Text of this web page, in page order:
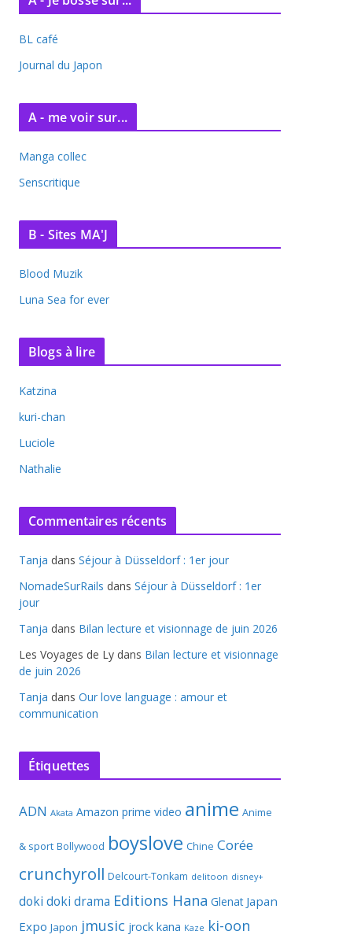
BL café
Journal du Japon
A - me voir sur...
Manga collec
Senscritique
B - Sites MA'J
Blood Muzik
Luna Sea for ever
Blogs à lire
Katzina
kuri-chan
Luciole
Nathalie
Commentaires récents
Tanja dans Séjour à Düsseldorf : 1er jour
NomadeSurRails dans Séjour à Düsseldorf : 1er
jour
Tanja dans Bilan lecture et visionnage de juin 2026
Les Voyages de Ly dans Bilan lecture et visionnage
de juin 2026
Tanja dans Our love language : amour et
communication
Étiquettes
ADN Akata Amazon prime video anime Anime
& sport Bollywood boyslove Chine Corée
crunchyroll Delcourt-Tonkam delitoon disney+
doki doki drama Editions Hana Glenat Japan
Expo Japon jmusic jrock kana Kaze ki-oon